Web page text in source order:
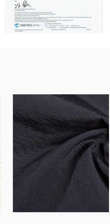
bien en todas las ciudades
exportados a clientes en
Unidos, Indonesia,
Ya sea que seleccione
solicitud para su solicitud,
de servicio al cliente